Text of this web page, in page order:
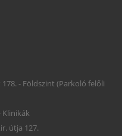
- Földszint (Parkoló felőli
Klinikák
útja 127.